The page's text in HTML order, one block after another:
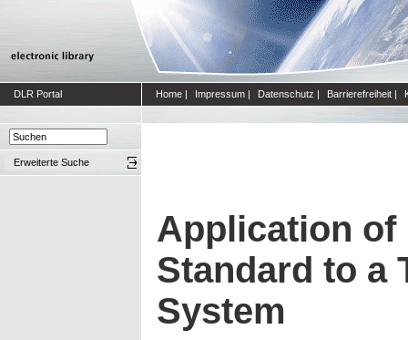
DLR Portal Home | Impressum | Datenschutz | Barrierefreiheit |
Erweiterte Suche
Application of
Standard to a
System